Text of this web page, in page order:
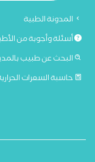
المدونة الطبية
أسئلة وأجوبة من
البحث عن طبيب
حاسبة السعرات